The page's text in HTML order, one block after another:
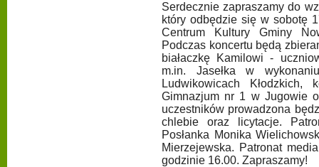
Serdecznie zapraszamy do
który odbędzie się w sobotę
Centrum Kultury Gminy
Podczas koncertu będą
białaczkę Kamilowi -
m.in. Jasełka w
Ludwikowicach
Gimnazjum nr 1 w Jugowie
uczestników prowadzona
chlebie oraz licytacje.
Posłanka Monika
Mierzejewska. Patronat
godzinie 16.00. Zapraszamy!